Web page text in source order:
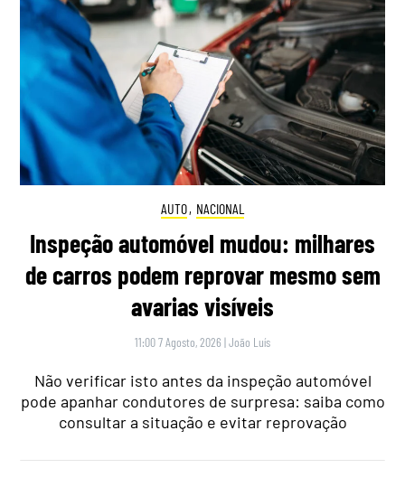
AUTO, NACIONAL
Inspeção automóvel mudou: milhares
de carros podem reprovar mesmo sem
avarias visíveis
11:00 7 Agosto, 2026 |João Luís
Não verificar isto antes da inspeção automóvel
pode apanhar condutores de surpresa: saiba como
consultar a situação e evitar reprovação